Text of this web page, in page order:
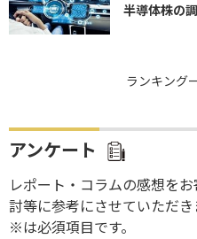
半導体株の
ランキング
アンケート
レポート・コラムの感想を
討等に参考にさせていただき
※は必須項目です。